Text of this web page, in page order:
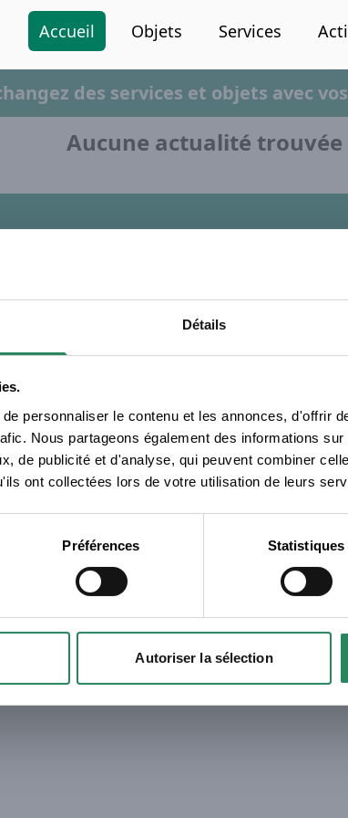
Détails
personnaliser le contenu et les annonces, d'offrir
Nous partageons également des informations
de publicité et d'analyse, qui peuvent combiner
ont collectées lors de votre utilisation de leurs
Préférences Statistiques
Autoriser la sélection
Accueil Objets Services
des services et objets avec
Aucune actualité trouvée
Erreur
Request failed with status code 401
Fermer
FAQ
Conditions d'utilisation
Règlement de la vie privée
© Merciki - 2026 - version 2.18.1 -